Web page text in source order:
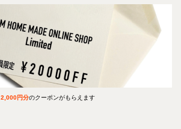
2,000円分のクーポンがもらえます